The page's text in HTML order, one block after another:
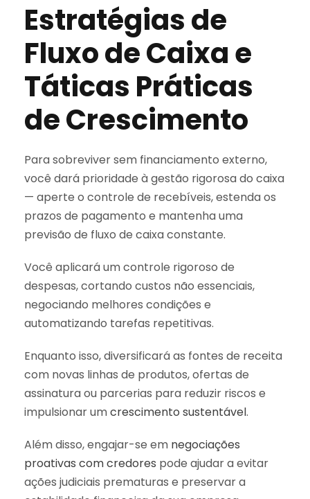
Estratégias de
Fluxo de Caixa e
Táticas Práticas
de Crescimento
Para sobreviver sem financiamento externo,
você dará prioridade à gestão rigorosa do caixa
— aperte o controle de recebíveis, estenda os
prazos de pagamento e mantenha uma
previsão de fluxo de caixa constante.
Você aplicará um controle rigoroso de
despesas, cortando custos não essenciais,
negociando melhores condições e
automatizando tarefas repetitivas.
Enquanto isso, diversificará as fontes de receita
com novas linhas de produtos, ofertas de
assinatura ou parcerias para reduzir riscos e
impulsionar umcrescimento sustentável.
Além disso, engajar-se em negociações
proativas com credores pode ajudar a evitar
ações judiciais prematuras e preservar a